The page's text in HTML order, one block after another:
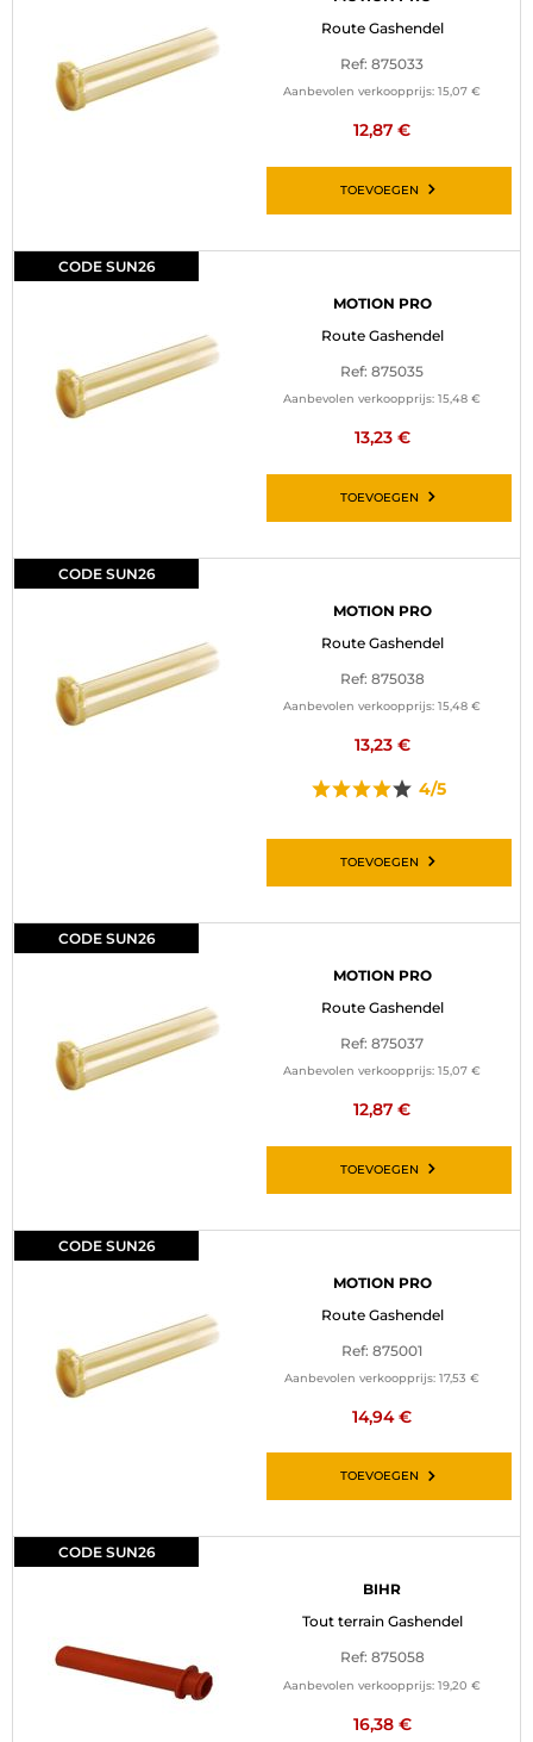
Route Gashendel
Ref: 875033
Aanbevolen verkoopprijs: 15,07 €
12,87 €
TOEVOEGEN
CODE SUN26
MOTION PRO
Route Gashendel
Ref: 875035
Aanbevolen verkoopprijs: 15,48 €
13,23 €
TOEVOEGEN
CODE SUN26
MOTION PRO
Route Gashendel
Ref: 875038
Aanbevolen verkoopprijs: 15,48 €
13,23 €
4/5
TOEVOEGEN
CODE SUN26
MOTION PRO
Route Gashendel
Ref: 875037
Aanbevolen verkoopprijs: 15,07 €
12,87 €
TOEVOEGEN
CODE SUN26
MOTION PRO
Route Gashendel
Ref: 875001
Aanbevolen verkoopprijs: 17,53 €
14,94 €
TOEVOEGEN
CODE SUN26
BIHR
Tout terrain Gashendel
Ref: 875058
Aanbevolen verkoopprijs: 19,20 €
16,38 €